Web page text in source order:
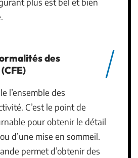
des
l’ensemble des
C’est le point de
pour obtenir le détail
d’une mise en sommeil.
permet d’obtenir des